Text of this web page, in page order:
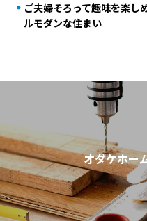
ご夫婦そろって趣味を楽し
ルモダンな住まい
オダケホー